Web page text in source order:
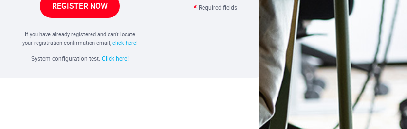
Required fields
REGISTER NOW
If you have already registered and can't locate
your registration confirmation email, click here!
System configuration test. Click here!